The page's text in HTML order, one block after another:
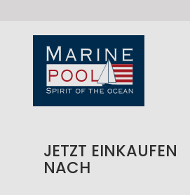
JETZT EINKAUFEN
NACH